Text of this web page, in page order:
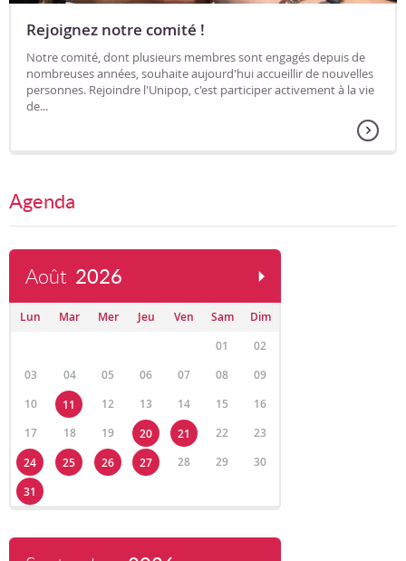
Rejoignez notre comité !
Notre comité, dont plusieurs membres sont engagés depuis de
nombreuses années, souhaite aujourd'hui accueillir de nouvelles
personnes. Rejoindre l'Unipop, c'est participer activement à la vie
de...
Agenda
Août 2026
Lun Mar Mer Jeu Ven Sam
Dim
01
02
03
04 05 06 07 08
09
10
11 12 13 14 15
16
17
18 19 20 21 22
23
24
25 26 27 28 29
30
31